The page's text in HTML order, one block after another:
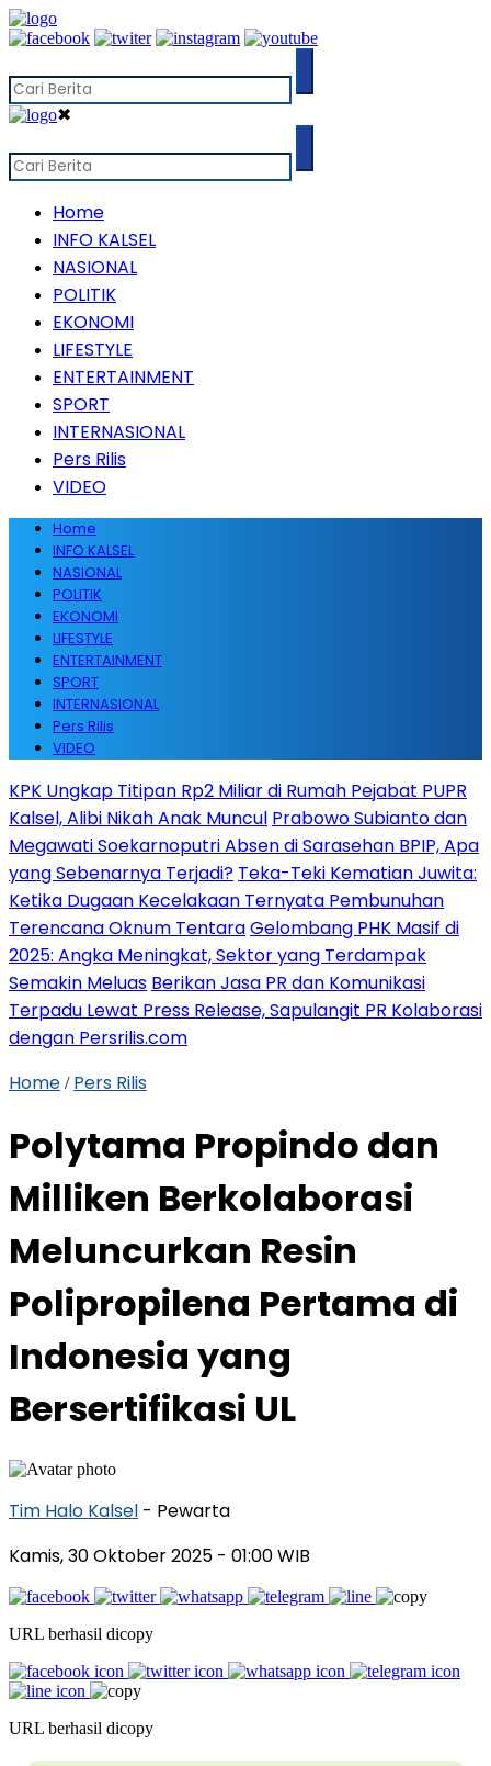
✖
Home
INFO KALSEL
NASIONAL
POLITIK
EKONOMI
LIFESTYLE
ENTERTAINMENT
SPORT
INTERNASIONAL
Pers Rilis
VIDEO
Home
INFO KALSEL
NASIONAL
POLITIK
EKONOMI
LIFESTYLE
ENTERTAINMENT
SPORT
INTERNASIONAL
Pers Rilis
VIDEO
KPK Ungkap Titipan Rp2 Miliar di Rumah Pejabat PUPR
Kalsel, Alibi Nikah Anak Muncul Prabowo Subianto dan
Megawati Soekarnoputri Absen di Sarasehan BPIP, Apa
yang Sebenarnya Terjadi? Teka-Teki Kematian Juwita:
Ketika Dugaan Kecelakaan Ternyata Pembunuhan
Terencana Oknum TentaraGelombang PHK Masif di
2025: Angka Meningkat, Sektor yang Terdampak
Semakin Meluas Berikan Jasa PR dan Komunikasi
Terpadu Lewat Press Release, Sapulangit PR Kolaborasi
dengan Persrilis.com
Home / Pers Rilis
Polytama Propindo dan
Milliken Berkolaborasi
Meluncurkan Resin
Polipropilena Pertama di
Indonesia yang
Bersertifikasi UL
Tim Halo Kalsel - Pewarta
Kamis, 30 Oktober 2025 - 01:00 WIB
URL berhasil dicopy
URL berhasil dicopy